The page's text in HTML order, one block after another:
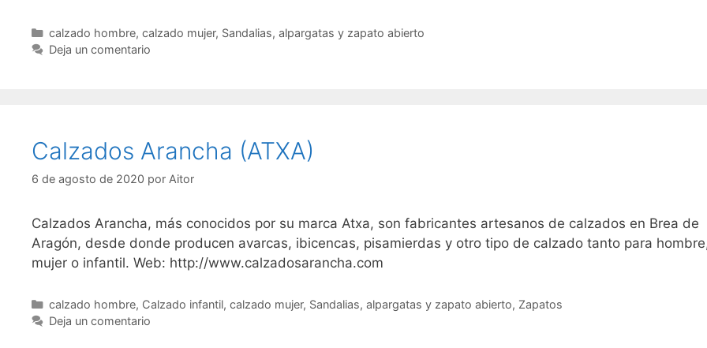
Categorías
calzado hombre, calzado mujer, Sandalias, alpargatas y zapato abierto
Deja un comentario
Calzados Arancha (ATXA)
6 de agosto de 2020 por Aitor
Calzados Arancha, más conocidos por su marca Atxa, son fabricantes artesanos de calzados en Brea de
Aragón, desde donde producen avarcas, ibicencas, pisamierdas y otro tipo de calzado tanto para
mujer o infantil. Web: http://www.calzadosarancha.com
Categorías
calzado hombre, Calzado infantil, calzado mujer, Sandalias, alpargatas y zapato abierto, Zapatos
Deja un comentario